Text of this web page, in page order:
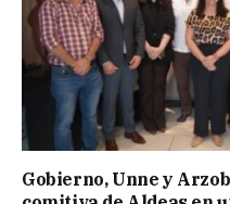
Gobierno, Unne y